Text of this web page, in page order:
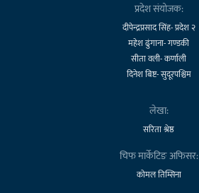
प्रदेश संयोजक:
दीपेन्द्रप्रसाद सिंह- प्रदेश २
महेश ढुंगाना- गण्डकी
सीता वली- कर्णाली
दिनेश बिष्ट- सुदूरपश्चिम
लेखा:
सरिता श्रेष्ठ
चिफ मार्केटिङ अफिसर:
कोमल तिम्सिना